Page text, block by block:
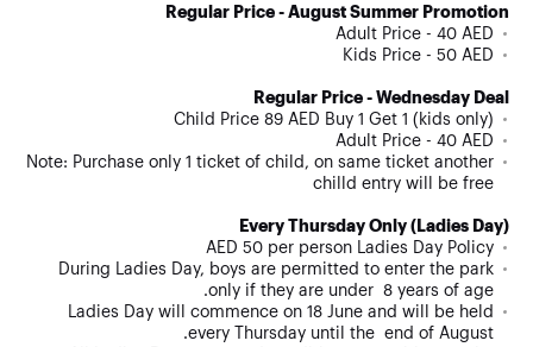
Regular Price -August Summer Promotion
Adult Price - 40 AED
Kids Price - 50 AED
Regular Price - Wednesday Deal
Child Price 89 AED Buy 1 Get 1 (kids only)
Adult Price - 40 AED
Note: Purchase only 1 ticket of child, on same ticket another
chilld entry will be free
Every Thursday Only (Ladies Day)
AED 50 per person Ladies Day Policy
During Ladies Day, boys are permitted to enter the park
only if they are under 8 years of age.
Ladies Day will commence on 18 June and will be held
every Thursday until the end of August.